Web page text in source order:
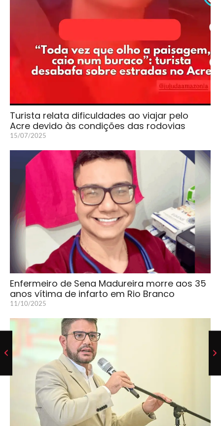
Turista relata dificuldades ao viajar pelo
Acre devido às condições das rodovias
15/07/2025
Enfermeiro de Sena Madureira morre aos 35
anos vítima de infarto em Rio Branco
11/10/2025